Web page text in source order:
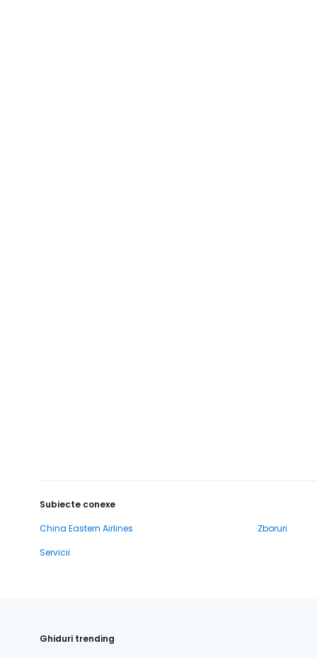
Subiecte conexe
China Eastern Airlines
Zboruri
Servicii
Ghiduri trending